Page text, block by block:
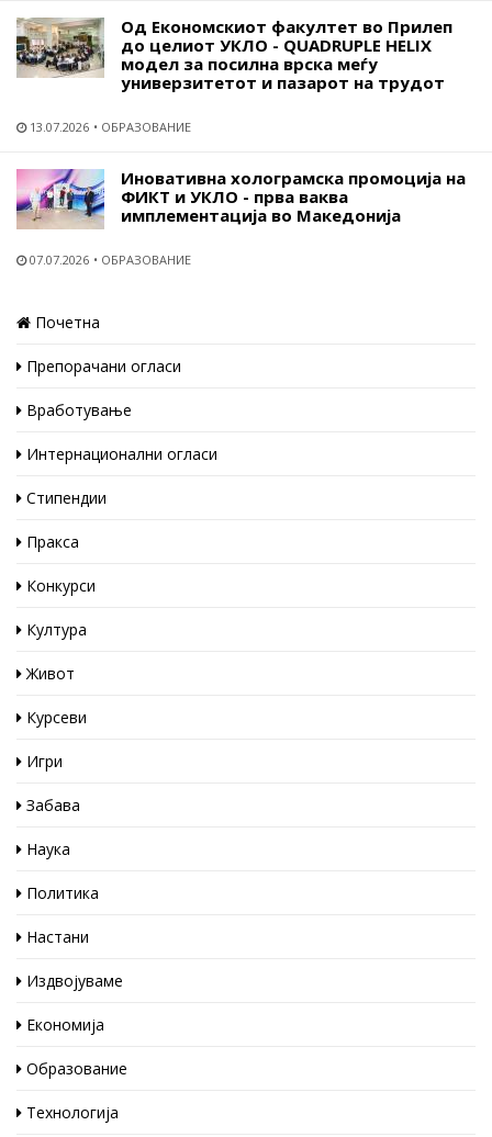
Од Економскиот факултет во Прилеп
до целиот УКЛО - QUADRUPLE HELIX
модел за посилна врска меѓу
универзитетот и пазарот на трудот
13.07.2026 ОБРАЗОВАНИЕ
Иновативна холограмска промоција на
ФИКТ и УКЛО - прва ваква
имплементација во Македонија
07.07.2026 ОБРАЗОВАНИЕ
Почетна
Препорачани огласи
Вработување
Интернационални огласи
Стипендии
Пракса
Конкурси
Култура
Живот
Курсеви
Игри
Забава
Наука
Политика
Настани
Издвојуваме
Економија
Образование
Технологија